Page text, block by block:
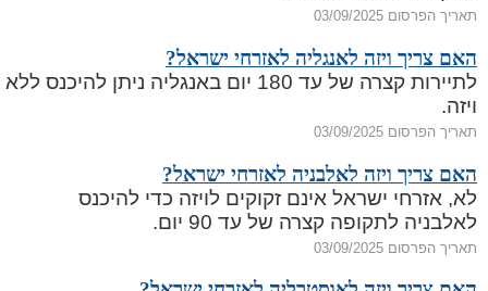
תאריך הפרסום 03/09/2025
האם צריך ויזה לאנגליה לאזרחי ישראל?
לתיירות קצרה של עד 180 יום באנגליה ניתן להיכנס ללא
ויזה.
תאריך הפרסום 03/09/2025
האם צריך ויזה לאלבניה לאזרחי ישראל?
לא, אזרחי ישראל אינם זקוקים לויזה כדי להיכנס
לאלבניה לתקופה קצרה של עד 90 יום.
תאריך הפרסום 03/09/2025